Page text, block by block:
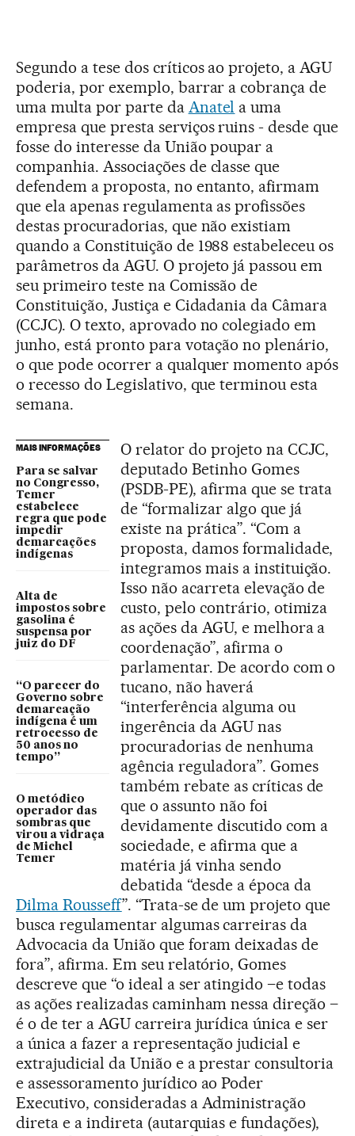
Segundo a tese dos críticos ao projeto, a AGU
poderia, por exemplo, barrar a cobrança de
uma multa por parte da Anatel a uma
empresa que presta serviços ruins - desde que
fosse do interesse da União poupar a
companhia. Associações de classe que
defendem a proposta, no entanto, afirmam
que ela apenas regulamenta as profissões
destas procuradorias, que não existiam
quando a Constituição de 1988 estabeleceu os
parâmetros da AGU. O projeto já passou em
seu primeiro teste na Comissão de
Constituição, Justiça e Cidadania da Câmara
(CCJC). O texto, aprovado no colegiado em
junho, está pronto para votação no plenário,
o que pode ocorrer a qualquer momento após
o recesso do Legislativo, que terminou esta
semana.
MAIS INFORMAÇÕES
Para se salvar
no Congresso,
Temer
estabelece
regra que pode
impedir
demarcações
indígenas
Alta de
impostos sobre
gasolina é
suspensa por
juiz do DF
“O parecer do
Governo sobre
demarcação
indígena é um
retrocesso de
50 anos no
tempo”
O metódico
operador das
sombras que
virou a vidraça
de Michel
Temer
O relator do projeto na CCJC,
deputado Betinho Gomes
(PSDB-PE), afirma que se trata
de “formalizar algo que já
existe na prática”. “Com a
proposta, damos formalidade,
integramos mais a instituição.
Isso não acarreta elevação de
custo, pelo contrário, otimiza
as ações da AGU, e melhora a
coordenação”, afirma o
parlamentar. De acordo com o
tucano, não haverá
“interferência alguma ou
ingerência da AGU nas
procuradorias de nenhuma
agência reguladora”. Gomes
também rebate as críticas de
que o assunto não foi
devidamente discutido com a
sociedade, e afirma que a
matéria já vinha sendo
debatida “desde a época da
Dilma Rousseff”. “Trata-se de um projeto que
busca regulamentar algumas carreiras da
Advocacia da União que foram deixadas de
fora”, afirma. Em seu relatório, Gomes
descreve que “o ideal a ser atingido –e todas
as ações realizadas caminham nessa direção –
é o de ter a AGU carreira jurídica única e ser
a única a fazer a representação judicial e
extrajudicial da União e a prestar consultoria
e assessoramento jurídico ao Poder
Executivo, consideradas a Administração
direta e a indireta (autarquias e fundações),